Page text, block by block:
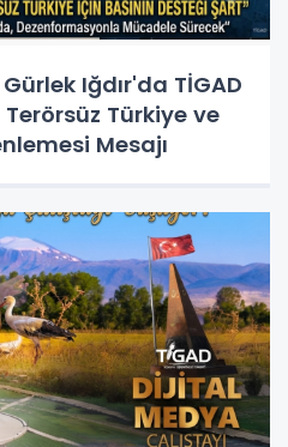
Iğdır'da TİGAD
Terörsüz Türkiye ve
Mesajı